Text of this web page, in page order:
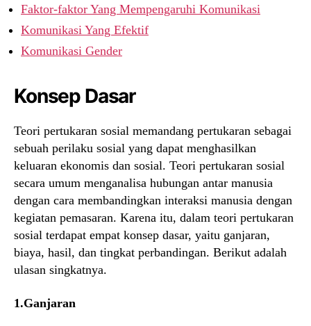
Faktor-faktor Yang Mempengaruhi Komunikasi
Komunikasi Yang Efektif
Komunikasi Gender
Konsep Dasar
Teori pertukaran sosial memandang pertukaran sebagai
sebuah perilaku sosial yang dapat menghasilkan
keluaran ekonomis dan sosial. Teori pertukaran sosial
secara umum menganalisa hubungan antar manusia
dengan cara membandingkan interaksi manusia dengan
kegiatan pemasaran. Karena itu, dalam teori pertukaran
sosial terdapat empat konsep dasar, yaitu ganjaran,
biaya, hasil, dan tingkat perbandingan. Berikut adalah
ulasan singkatnya.
1.Ganjaran